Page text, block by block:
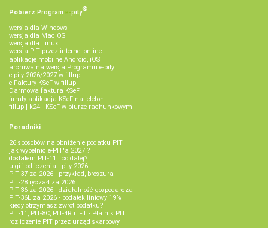
Pobierz Program e‑pity®
wersja dla Windows
wersja dla Mac OS
wersja dla Linux
wersja PIT przez internet online
aplikacje mobilne Android, iOS
archiwalna wersja Programu e-pity
e-pity 2026/2027 w fillup
e‑Faktury KSeF w fillup
Darmowa faktura KSeF
firmly aplikacja KSeF na telefon
fillup | k24 - KSeF w biurze rachunkowym
Poradniki
26 sposobów na obniżenie podatku PIT
jak wypełnić e-PIT'a 2027 ?
dostałem PIT-11 i co dalej?
ulgi i odliczenia - pity 2026
PIT-37 za 2026 - przykład, broszura
PIT-28 ryczałt za 2026
PIT-36 za 2026 - działalność gospodarcza
PIT-36L za 2026 - podatek liniowy 19%
kiedy otrzymasz zwrot podatku?
PIT-11, PIT-8C, PIT-4R i IFT - Płatnik PIT
rozliczenie PIT przez urząd skarbowy